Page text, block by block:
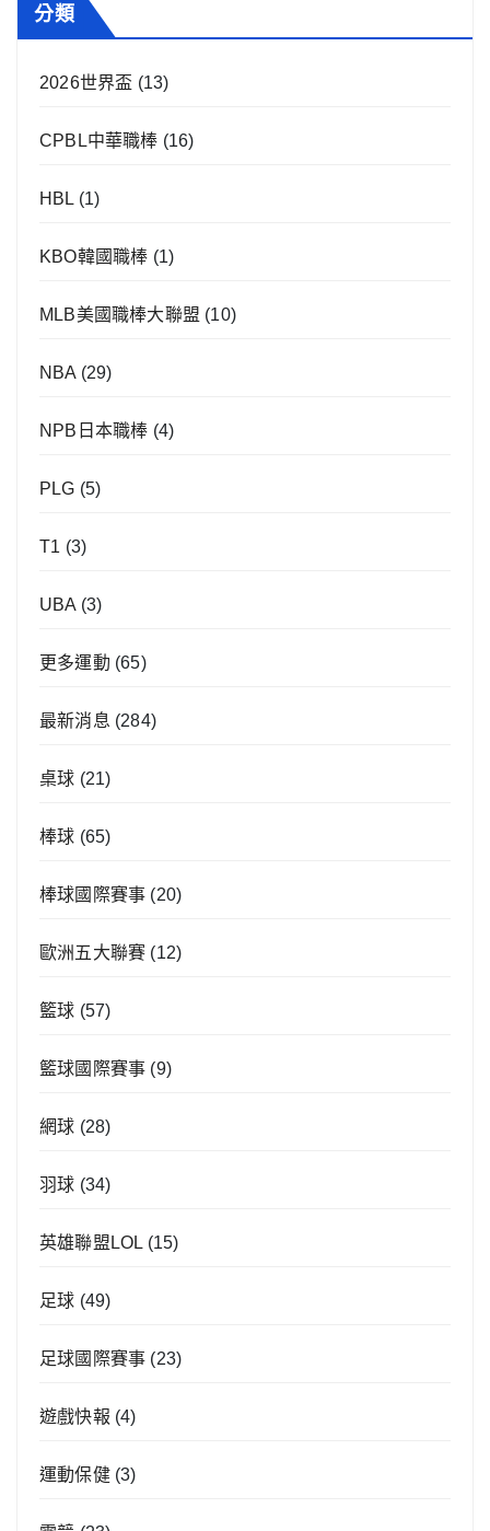
分類
2026世界盃 (13)
CPBL中華職棒 (16)
HBL (1)
KBO韓國職棒 (1)
MLB美國職棒大聯盟 (10)
NBA (29)
NPB日本職棒 (4)
PLG (5)
T1 (3)
UBA (3)
更多運動 (65)
最新消息 (284)
桌球 (21)
棒球 (65)
棒球國際賽事 (20)
歐洲五大聯賽 (12)
籃球 (57)
籃球國際賽事 (9)
網球 (28)
羽球 (34)
英雄聯盟LOL (15)
足球 (49)
足球國際賽事 (23)
遊戲快報 (4)
運動保健(3)